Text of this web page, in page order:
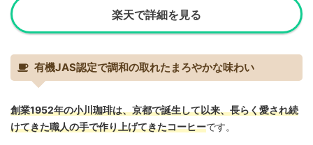
楽天で詳細を見る
有機JAS認定で調和の取れたまろやかな味わい
創業1952年の小川珈琲は、京都で誕生して以来、長らく愛され続
けてきた職人の手で作り上げてきたコーヒーです。